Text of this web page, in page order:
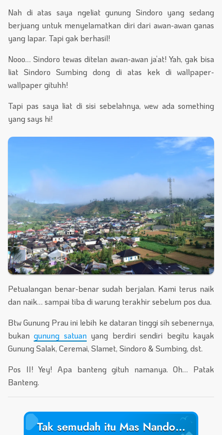
Nah di atas saya ngeliat gunung Sindoro yang sedang
berjuang untuk menyelamatkan diri dari awan-awan ganas
yang lapar. Tapi gak berhasil!
Nooo… Sindoro tewas ditelan awan-awan ja’at! Yah, gak bisa
liat Sindoro Sumbing dong di atas kek di wallpaper-
wallpaper gituhh!
Tapi pas saya liat di sisi sebelahnya, wew ada something
yang says hi!
Petualangan benar-benar sudah berjalan. Kami terus naik
dan naik… sampai tiba di warung terakhir sebelum pos dua.
Btw Gunung Prau ini lebih ke dataran tinggi sih sebenernya,
bukangunung satuanyang berdiri sendiri begitu kayak
Gunung Salak, Ceremai, Slamet, Sindoro & Sumbing, dst.
Pos II! Yey! Apa banteng gituh namanya. Oh… Patak
Banteng.
Tak semudah itu Mas Nando…